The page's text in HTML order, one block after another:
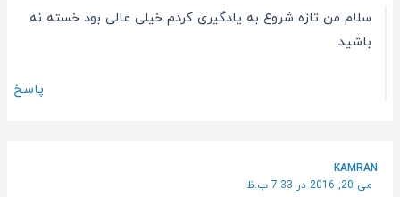
سلام من تازه شروع به یادگیری کردم خیلی عالی بود خسته نه
باشید
پاسخ
KAMRAN
می 20, 2016 در 7:33 ب.ظ